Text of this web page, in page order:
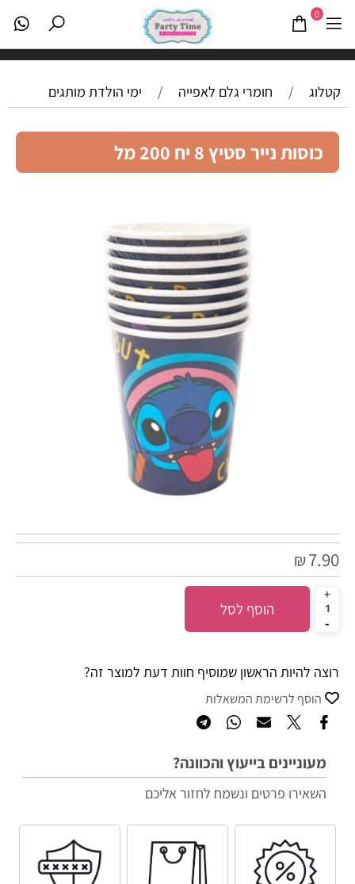
0
קטלוג / חומרי גלם לאפייה / ימי הולדת מותגים
כוסות נייר סטיץ 8 יח 200 מל
₪7.90
הוסף לסל
רוצה להיות הראשון שמוסיף חוות דעת למוצר זה?
הוסף לרשימת המשאלות
מעוניינים בייעוץ והכוונה?
השאירו פרטים ונשמח לחזור אליכם